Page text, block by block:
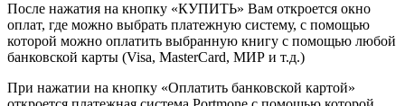
После нажатия на кнопку «КУПИТЬ» Вам откроется окно
оплат, где можно выбрать платежную систему, с помощью
которой можно оплатить выбранную книгу с помощью любой
банковской карты (Visa, MasterCard, МИР и т.д.)
При нажатии на кнопку «Оплатить банковской картой»